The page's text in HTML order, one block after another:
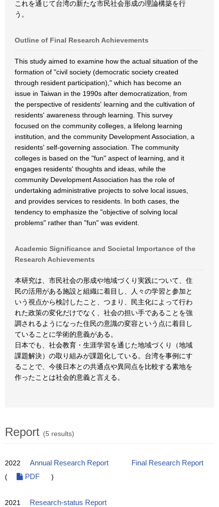
これを通じて台湾の新たな市民社会形成の理論構築を行
う。
Outline of Final Research Achievements
This study aimed to examine how the actual situation of the
formation of "civil society (democratic society created
through resident participation)," which has become an
issue in Taiwan in the 1990s after democratization, from
the perspective of residents' learning and the cultivation of
residents' awareness through learning. This survey
focused on the community colleges, a lifelong learning
institution, and the community Development Association, a
residents' self-governing association. The community
colleges is based on the "fun" aspect of learning, and it
engages residents' thoughts and ideas, while the
community Development Association has the role of
undertaking administrative projects to solve local issues,
and provides services to residents. In both cases, the
tendency to emphasize the "objective of solving local
problems" rather than "fun" was evident.
Academic Significance and Societal Importance of the
Research Achievements
本研究は、市民社会の形成や地域づくり実践について、住
民の活用がある施設と組織に着目し、人々の学習と参加と
いう視点から検討したこと、つまり、民主化によって行わ
れた政策の変化だけでなく、社会の担い手であることを強
調されるようになった住民の意識の変容という点に着目し
ていることに学術的意義がある。
日本でも、社会教育・生涯学習を通じた地域づくり（地域
課題解決）の取り組みが課題化している。台湾を事例にす
ることで、今後日本との共通点や異同点を比較する素地を
作ったことは社会的意義と言える。
Report (5 results)
2022 Annual Research Report
Final Research Report
(
PDF )
2021 Research-status Report